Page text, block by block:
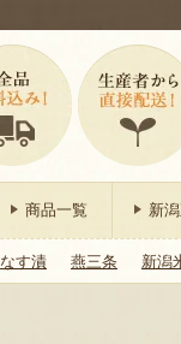
商品一覧 新
なす漬 燕三条 新潟